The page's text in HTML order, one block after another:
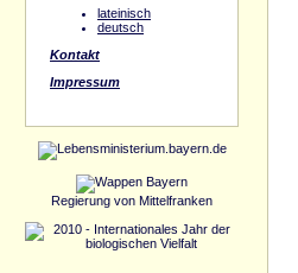
lateinisch
deutsch
Kontakt
Impressum
Regierung von Mittelfranken